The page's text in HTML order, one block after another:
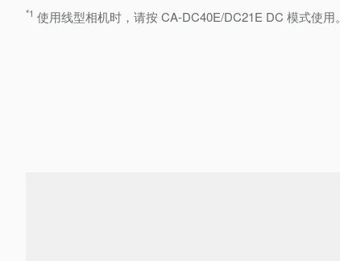
*1 使用线型相机时，请按 CA-DC40E/DC21E DC 模式使用。